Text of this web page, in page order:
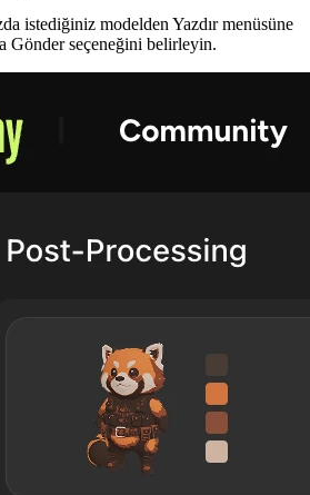
istediğiniz modelden Yazdırmenüsüne
Gönderseçeneğini belirleyin.